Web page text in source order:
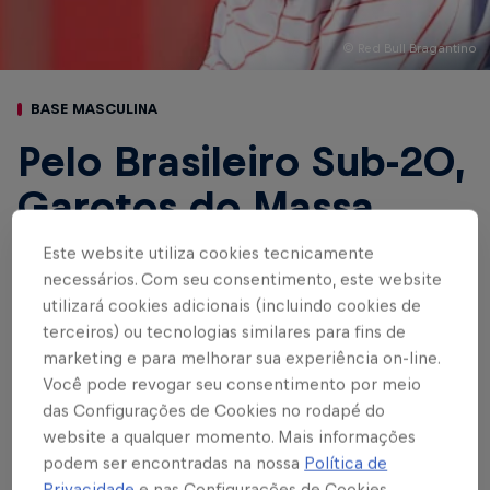
© Red Bull Bragantino
BASE MASCULINA
Pelo Brasileiro Sub-20,
Garotos do Massa
Bruta batem o São
Paulo por 6 a 4 no
primeiro jogo oficial
do estádio do CPD
Escrito por Rafael Pereira
Este website utiliza cookies tecnicamente
necessários. Com seu consentimento, este website
utilizará cookies adicionais (incluindo cookies de
terceiros) ou tecnologias similares para fins de
marketing e para melhorar sua experiência on-line.
Você pode revogar seu consentimento por meio
das Configurações de Cookies no rodapé do
website a qualquer momento. Mais informações
podem ser encontradas na nossa Política de